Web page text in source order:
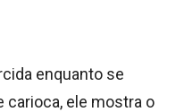
enquanto se
ele mostra o